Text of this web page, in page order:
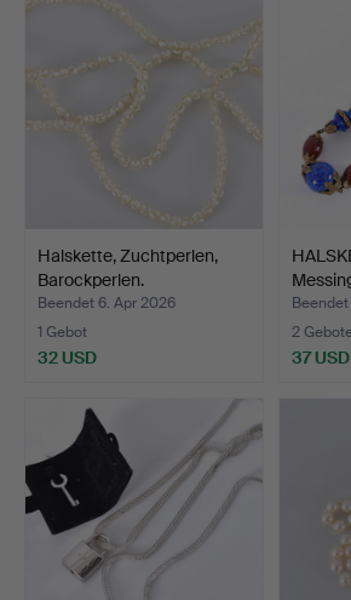
Halskette, Zuchtperlen,
Barockperlen.
Beendet 6. Apr 2026
1 Gebot
32 USD
2
37 USD